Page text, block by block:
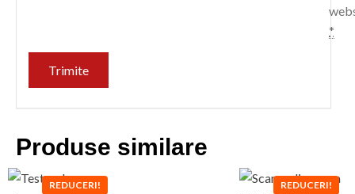
*
Produse similare
REDUCERI! REDUCERI!